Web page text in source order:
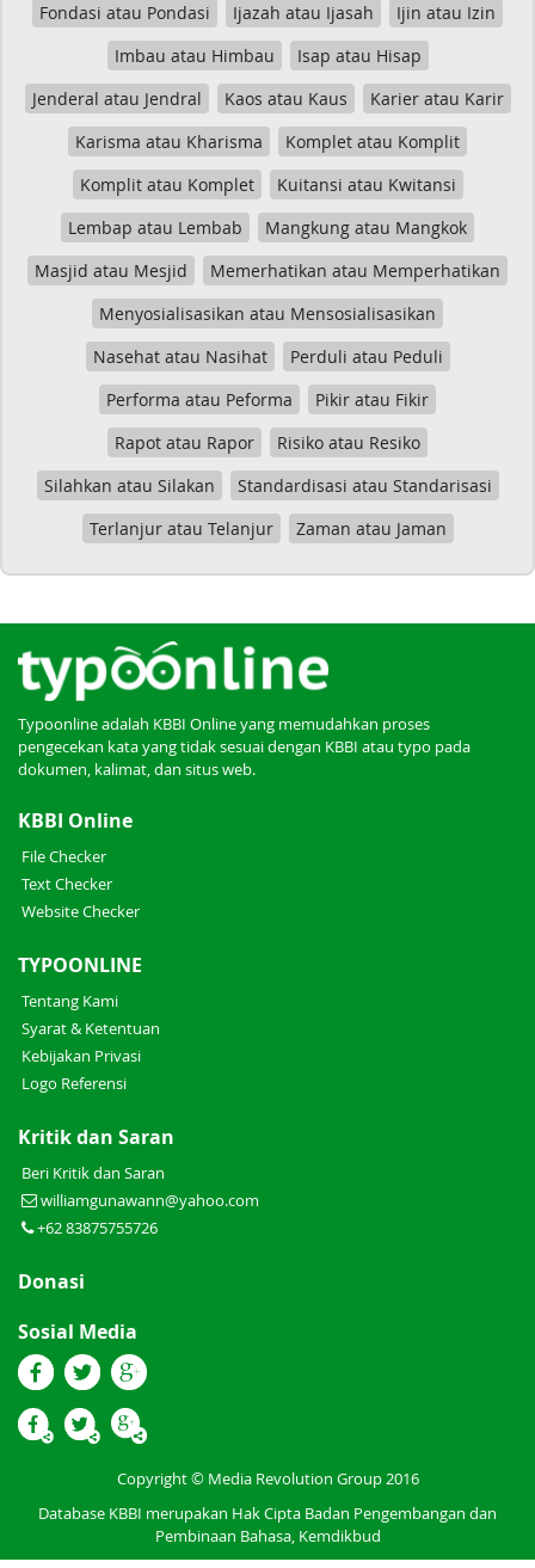
Fondasi atau Pondasi
Ijazah atau Ijasah
Ijin atau Izin
Imbau atau Himbau
Isap atau Hisap
Jenderal atau Jendral
Kaos atau Kaus
Karier atau Karir
Karisma atau Kharisma
Komplet atau Komplit
Komplit atau Komplet
Kuitansi atau Kwitansi
Lembap atau Lembab
Mangkung atau Mangkok
Masjid atau Mesjid
Memerhatikan atau Memperhatikan
Menyosialisasikan atau Mensosialisasikan
Nasehat atau Nasihat
Perduli atau Peduli
Performa atau Peforma
Pikir atau Fikir
Rapot atau Rapor
Risiko atau Resiko
Silahkan atau Silakan
Standardisasi atau Standarisasi
Terlanjur atau Telanjur
Zaman atau Jaman
Typoonline adalah KBBI Online yang memudahkan proses
pengecekan kata yang tidak sesuai dengan KBBI atau typo pada
dokumen, kalimat, dan situs web.
KBBI Online
File Checker
Text Checker
Website Checker
TYPOONLINE
Tentang Kami
Syarat & Ketentuan
Kebijakan Privasi
Logo Referensi
Kritik dan Saran
Beri Kritik dan Saran
williamgunawann@yahoo.com
+62 83875755726
Donasi
Sosial Media
Copyright © Media Revolution Group 2016
Database KBBI merupakan Hak Cipta Badan Pengembangan dan
Pembinaan Bahasa, Kemdikbud